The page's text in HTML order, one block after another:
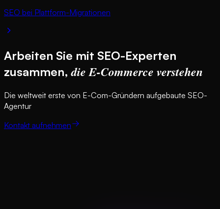
SEO bei Plattform-Migrationen
Arbeiten Sie mit SEO-Experten
zusammen,die E-Commerce verstehen
Die weltweit erste von E-Com-Gründern aufgebaute SEO-
Agentur
Kontakt aufnehmen